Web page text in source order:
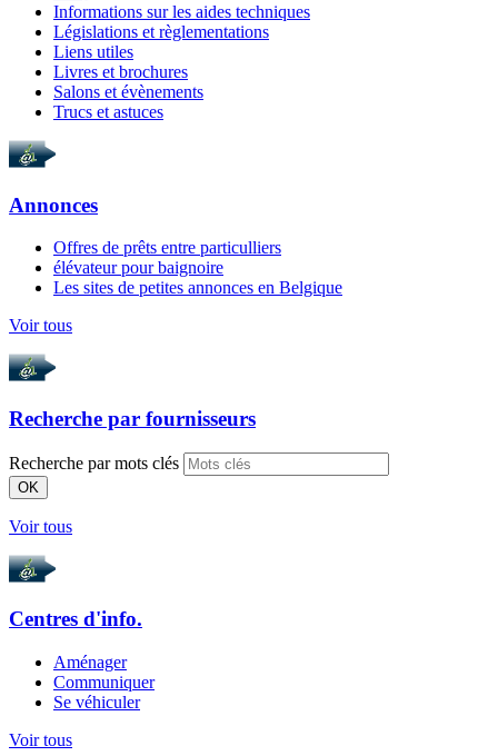
Informations sur les aides techniques
Législations et règlementations
Liens utiles
Livres et brochures
Salons et évènements
Trucs et astuces
Annonces
Offres de prêts entre particulliers
élévateur pour baignoire
Les sites de petites annonces en Belgique
Voir tous
Recherche par fournisseurs
Recherche par mots clés
OK
Voir tous
Centres d'info.
Aménager
Communiquer
Se véhiculer
Voir tous